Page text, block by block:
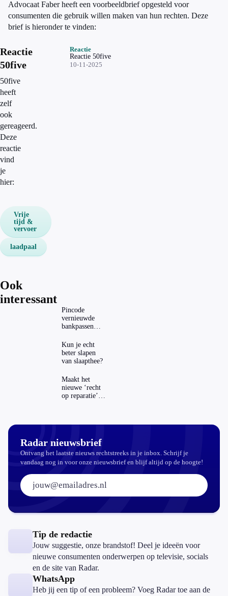
Advocaat Faber heeft een voorbeeldbrief opgesteld voor
consumenten die gebruik willen maken van hun rechten. Deze
brief is hieronder te vinden:
Reactie
50five
50five
heeft
zelf
ook
gereageerd.
Deze
reactie
vind
je
hier:
Reactie
Reactie 50five
10-11-2025
Vrije
tijd &
vervoer
laadpaal
Ook
interessant
Pincode
vernieuwde
bankpassen
ING-app: is dat
wel veilig?
Kun je echt
beter slapen
van slaapthee?
Maakt het
nieuwe ‘recht
op reparatie’
Radar nieuwsbrief
Ontvang het laatste nieuws rechtstreeks in je inbox. Schrijf je
vandaag nog in voor onze nieuwsbrief en blijf altijd op de hoogte!
E-mailadres:
Tip de redactie
Jouw suggestie, onze brandstof! Deel je ideeën voor
nieuwe consumenten onderwerpen op televisie, socials
en de site van Radar.
WhatsApp
Heb jij een tip of een probleem? Voeg Radar toe aan de